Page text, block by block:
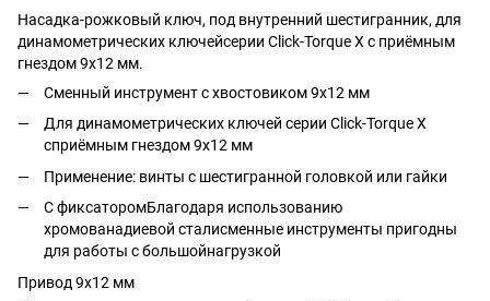
Насадка-рожковый ключ, под внутренний шестигранник, для
динамометрических ключейсерии Click-Torque X с приёмным
гнездом 9x12 мм.
Сменный инструмент с хвостовиком 9x12 мм
Для динамометрических ключей серии Click-Torque X
сприёмным гнездом 9x12 мм
Применение: винты с шестигранной головкой или гайки
С фиксаторомБлагодаря использованию
хромованадиевой сталисменные инструменты пригодны
для работы с большойнагрузкой
Привод 9x12 мм